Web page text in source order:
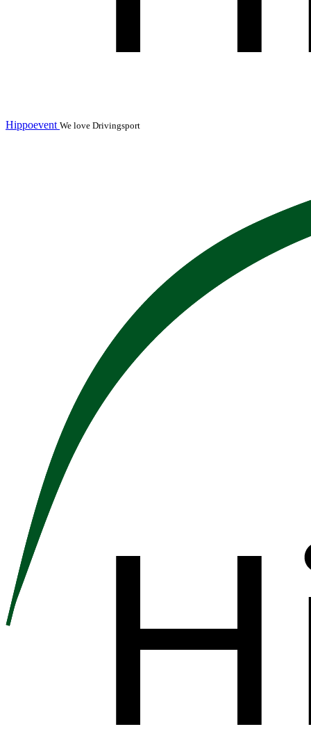
Hippoevent We love Drivingsport